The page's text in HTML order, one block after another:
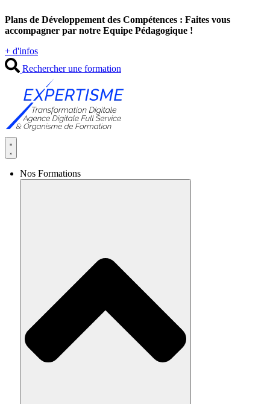
au
contenu
Plans de Développement des Compétences : Faites vous
accompagner par notre Equipe Pédagogique !
+ d'infos
Rechercher une formation
Nos Formations